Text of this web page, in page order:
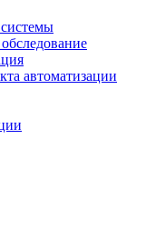
автоматизации